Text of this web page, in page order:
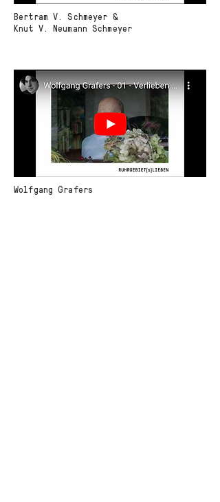
Bertram V. Schmeyer &
Knut V. Neumann Schmeyer
Wolfgang Grafers